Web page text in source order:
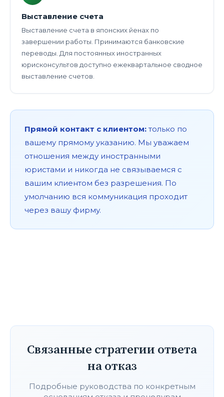
Выставление счета
Выставление счета в японских йенах по
завершении работы. Принимаются банковские
переводы. Для постоянных иностранных
юрисконсультов доступно ежеквартальное сводное
выставление счетов.
Прямой контакт с клиентом: только по
вашему прямому указанию. Мы уважаем
отношения между иностранными
юристами и никогда не связываемся с
вашим клиентом без разрешения. По
умолчанию вся коммуникация проходит
через вашу фирму.
Связанные стратегии ответа
на отказ
Подробные руководства по конкретным